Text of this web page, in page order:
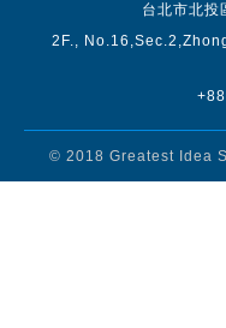
台北市北投
2F.,
© 2018 Greatest Idea